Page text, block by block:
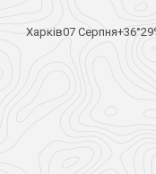
Харків07 Серпня+36°29